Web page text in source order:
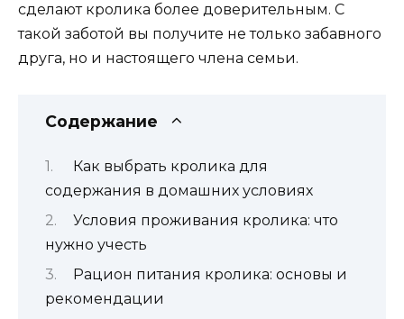
сделают кролика более доверительным. С
такой заботой вы получите не только забавного
друга, но и настоящего члена семьи.
Содержание
Как выбрать кролика для
содержания в домашних условиях
Условия проживания кролика: что
нужно учесть
Рацион питания кролика: основы и
рекомендации